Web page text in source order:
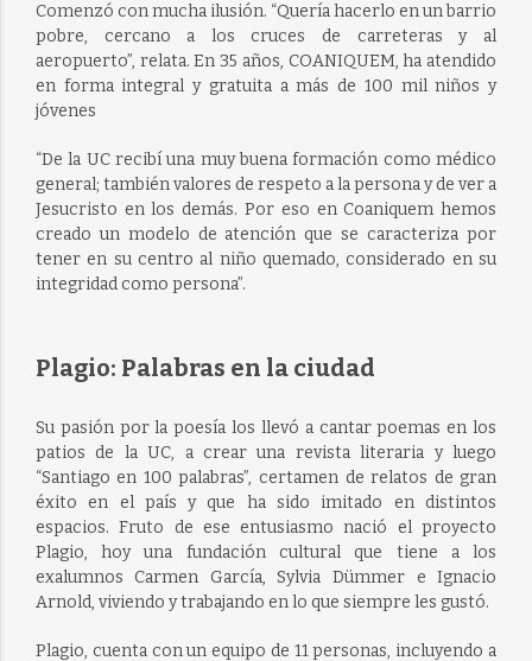
Comenzó con mucha ilusión. “Quería hacerlo en un barrio
pobre, cercano a los cruces de carreteras y al
aeropuerto”, relata. En 35 años, COANIQUEM, ha atendido
en forma integral y gratuita a más de 100 mil niños y
jóvenes
“De la UC recibí una muy buena formación como médico
general; también valores de respeto a la persona y de ver a
Jesucristo en los demás. Por eso en Coaniquem hemos
creado un modelo de atención que se caracteriza por
tener en su centro al niño quemado, considerado en su
integridad como persona”.
Plagio: Palabras en la ciudad
Su pasión por la poesía los llevó a cantar poemas en los
patios de la UC, a crear una revista literaria y luego
“Santiago en 100 palabras”, certamen de relatos de gran
éxito en el país y que ha sido imitado en distintos
espacios. Fruto de ese entusiasmo nació el proyecto
Plagio, hoy una fundación cultural que tiene a los
exalumnos Carmen García, Sylvia Dümmer e Ignacio
Arnold, viviendo y trabajando en lo que siempre les gustó.
Plagio, cuenta con un equipo de 11 personas, incluyendo a